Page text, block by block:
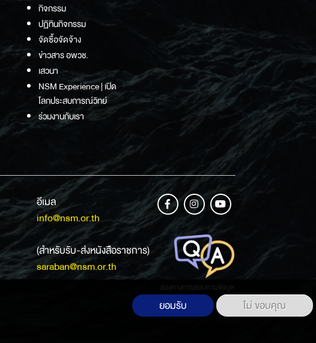
กิจกรรม
ปฏิทินกิจกรรม
จัดซื้อจัดจ้าง
ข่าวสาร อพวช.
เสวนา
NSM Experience | เปิด
โลกประสบการณ์วิทย์
ร่วมงานกับเรา
อีเมล
info@nsm.or.th
(สำหรับรับ-ส่งหนังสือราชการ)
saraban@nsm.or.th
ช่องทางการสอบถามข้อมูล
ยอมรับ ไม่ ขอบคุณ